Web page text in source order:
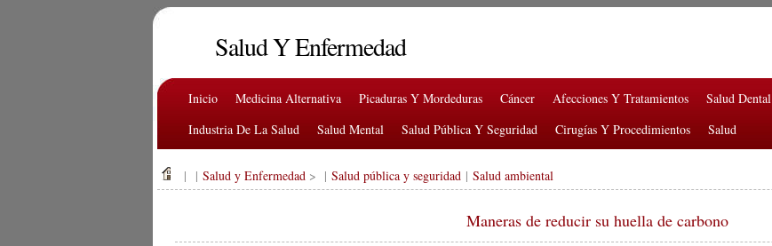
Salud Y Enfermedad
Inicio Medicina Alternativa Picaduras Y Mordeduras Cáncer Afecciones Y Tratamientos Salud Dental
Industria De La Salud
Salud Mental Salud Pública Y Seguridad Cirugías Y Procedimientos Salud
| | Salud y Enfermedad > | Salud pública y seguridad | Salud ambiental
Maneras de reducir su huella de carbono